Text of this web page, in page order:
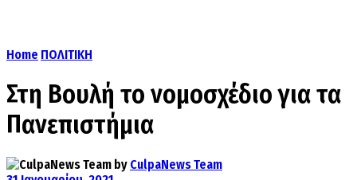
Home ΠΟΛΙΤΙΚΗ
Στη Βουλή το νομοσχέδιο για τα
Πανεπιστήμια
by CulpaNews Team